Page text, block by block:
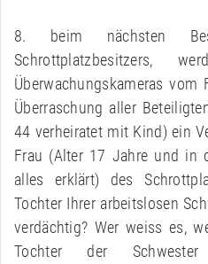
8. beim nächsten
Schrottplatzbesitzers,
Überwachungskameras vom
Überraschung aller
44 verheiratet mit Kind) ein
Frau (Alter 17 Jahre und in
alles erklärt) des
Tochter Ihrer arbeitslosen
verdächtig? Wer weiss es,
Tochter der